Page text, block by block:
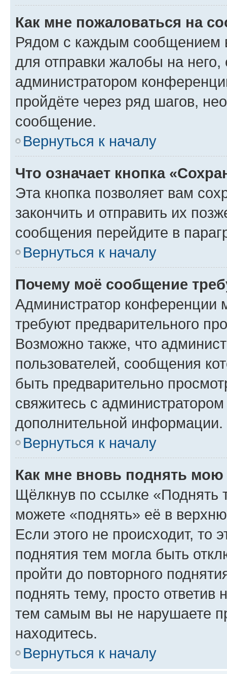
Как мне пожаловаться на
Рядом с каждым сообщением
для отправки жалобы на
администратором
пройдёте через ряд шагов,
сообщение.
Вернуться к началу
Что означает кнопка
Эта кнопка позволяет вам
закончить и отправить их
сообщения перейдите в
Вернуться к началу
Почему моё сообщение
Администратор конференции
требуют предварительного
Возможно также, что
пользователей, сообщения
быть предварительно
свяжитесь с
дополнительной информации.
Вернуться к началу
Как мне вновь поднять мою
Щёлкнув по ссылке «Поднять
можете «поднять» её в
Если этого не происходит, то
поднятия тем могла быть
пройти до повторного
поднять тему, просто ответив
тем самым вы не нарушаете
находитесь.
Вернуться к началу